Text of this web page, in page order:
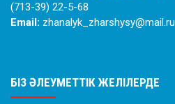
(713-39) 22-5-68
Email: zhanalyk_zharshysy@mail.ru
БІЗ ӘЛЕУМЕТТІК ЖЕЛІЛЕРДЕ